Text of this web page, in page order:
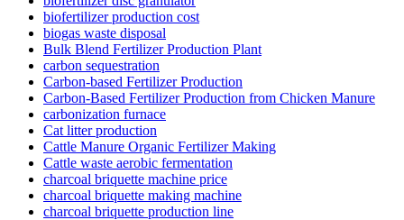
biofertilizer production cost
biogas waste disposal
Bulk Blend Fertilizer Production Plant
carbon sequestration
Carbon-based Fertilizer Production
Carbon-Based Fertilizer Production from Chicken Manure
carbonization furnace
Cat litter production
Cattle Manure Organic Fertilizer Making
Cattle waste aerobic fermentation
charcoal briquette machine price
charcoal briquette making machine
charcoal briquette production line